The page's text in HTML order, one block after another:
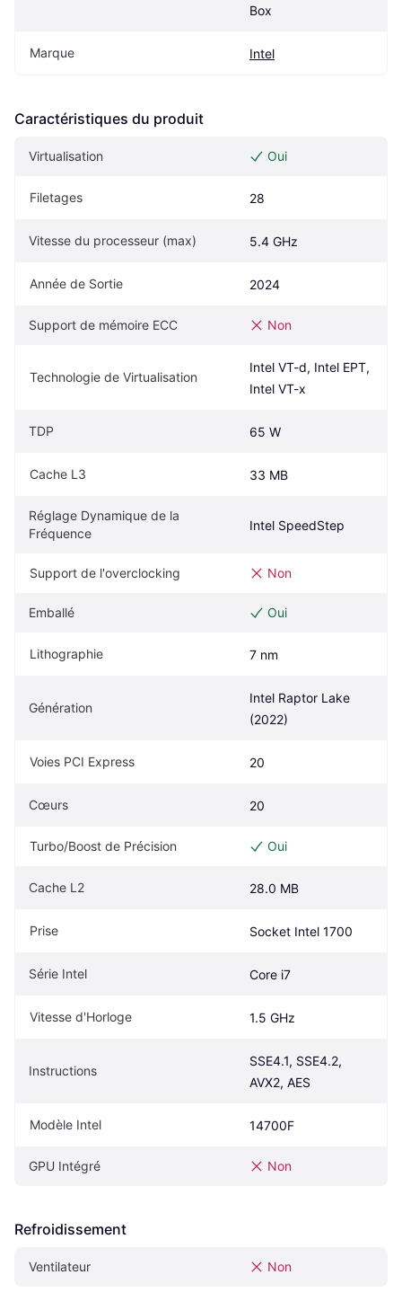
Box
Marque Intel
Caractéristiques du produit
Virtualisation Oui
Filetages 28
Vitesse du processeur (max) 5.4 GHz
Année de Sortie 2024
Support de mémoire ECC Non
Technologie de Virtualisation
Intel VT-d, Intel EPT,
Intel VT-x
TDP 65 W
Cache L3 33 MB
Réglage Dynamique de la
Fréquence
Intel SpeedStep
Support de l'overclocking Non
Emballé Oui
Lithographie 7 nm
Génération
Intel Raptor Lake
(2022)
Voies PCI Express 20
Cœurs 20
Turbo/Boost de Précision Oui
Cache L2 28.0 MB
Prise Socket Intel 1700
Série Intel Core i7
Vitesse d'Horloge 1.5 GHz
Instructions
SSE4.1, SSE4.2,
AVX2, AES
Modèle Intel 14700F
GPU Intégré Non
Refroidissement
Ventilateur Non